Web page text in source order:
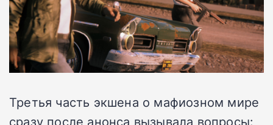
Третья часть экшена о мафиозном мире
сразу после анонса вызывала вопросы: